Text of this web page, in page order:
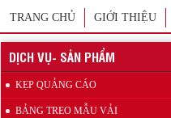
TRANG CHỦ GIỚI THIỆU
DỊCH VỤ- SẢN PHẨM
KẸP QUẢNG CÁO
BẢNG TREO MẪU VẢI
Xưởng sản xuất hanger túi nhựa pvc
cáo sản phẩm